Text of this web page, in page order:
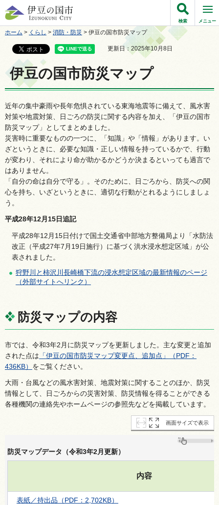
伊豆の国市
検索 メニュー
ホーム > くらし > 消防・防災 > 伊豆の国市防災マップ
更新日：2025年10月8日
伊豆の国市防災マップ
近年の集中豪雨や長年危惧されている東海地震等に備えて、風水害
対策や地震対策、日ごろの防災に関する内容を加え、「伊豆の国市
防災マップ」としてまとめました。
災害時に重要なものの一つに、「知識」や「情報」があります。い
ざというときに、必要な知識・正しい情報を持っているかで、行動
が変わり、それにより命が助かるかどうか決まるといっても過言で
はありません。
「自分の命は自分で守る」。そのために、日ごろから、防災への関
心を持ち、いざというときに、適切な行動がとれるようにしましょ
う。
平成28年12月15日追記
平成28年12月15日付けで国土交通省中部地方整備局より「水防法
改正（平成27年7月19日施行）に基づく洪水浸水想定区域」が公
表されました。
狩野川と柿沢川長崎橋下流の浸水想定区域の最新情報のページ
（外部サイトへリンク）
防災マップの内容
市では、令和3年2月に防災マップを更新しました。主な変更と追加
された点は 「伊豆の国市防災マップ変更点、追加点」（PDF：
436KB） をご覧ください。
大雨・台風などの風水害対策、地震対策に関することのほか、防災
情報として、日ごろからの災害対策、防災情報を得ることができる
各種機関の連絡先やホームページの参照先などを掲載しています。
画面サイズで表示
防災マップデータ（令和3年2月更新）
内容
表紙／持出品（PDF：2,702KB）